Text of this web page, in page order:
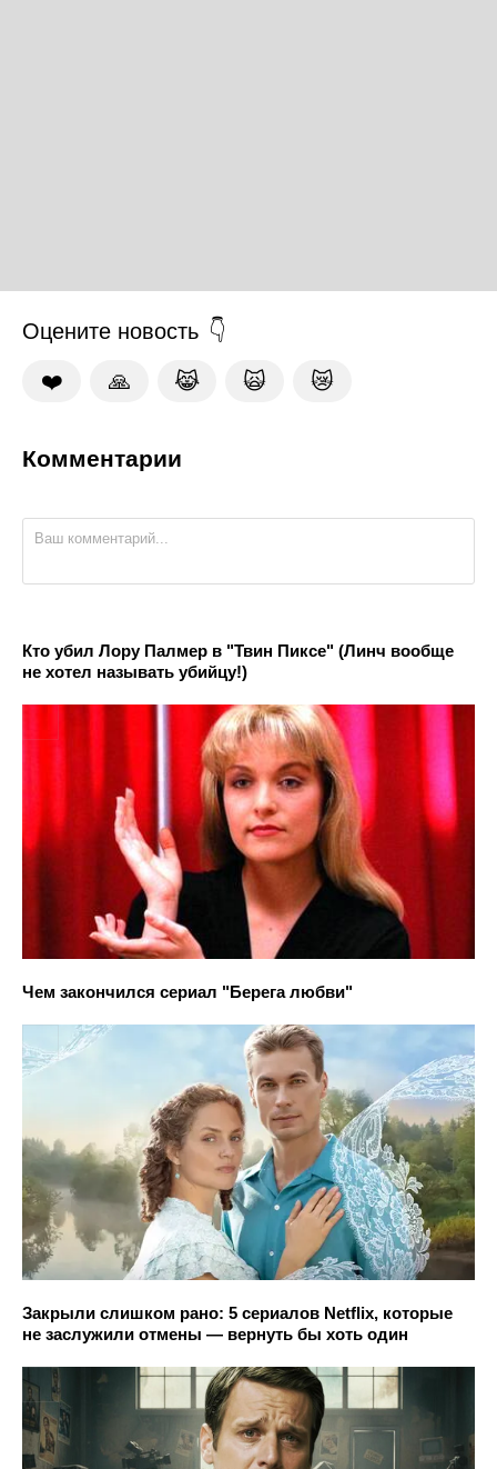
Оцените новость
❤️ 🙏 😹 🙀 😿
Комментарии
Кто убил Лору Палмер в "Твин Пиксе" (Линч вообще
не хотел называть убийцу!)
Чем закончился сериал "Берега любви"
Закрыли слишком рано: 5 сериалов Netflix, которые
не заслужили отмены — вернуть бы хоть один